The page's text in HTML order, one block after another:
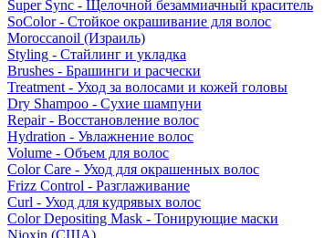
Super Sync - Щелочной безаммиачный краситель
SoColor - Стойкое окрашивание для волос
Moroccanoil (Израиль)
Styling - Стайлинг и укладка
Brushes - Брашинги и расчески
Treatment - Уход за волосами и кожей головы
Dry Shampoo - Сухие шампуни
Repair - Восстановление волос
Hydration - Увлажнение волос
Volume - Объем для волос
Color Care - Уход для окрашенных волос
Frizz Control - Разглаживание
Curl - Уход для кудрявых волос
Color Depositing Mask - Тонирующие маски
Nioxin (США)